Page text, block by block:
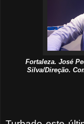
Fortaleza. José
Silva/Direção.